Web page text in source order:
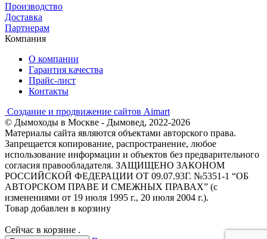
Производство
Доставка
Партнерам
Компания
О компании
Гарантия качества
Прайс-лист
Контакты
Создание и продвижение сайтов Aimart
© Дымоходы в Москве - Дымовед, 2022-2026
Материалы сайта являются объектами авторского права.
Запрещается копирование, распространение, любое
использование информации и объектов без предварительного
согласия правообладателя. ЗАЩИЩЕНО ЗАКОНОМ
РОССИЙСКОЙ ФЕДЕРАЦИИ ОТ 09.07.93Г. №5351-1 “ОБ
АВТОРСКОМ ПРАВЕ И СМЕЖНЫХ ПРАВАХ” (с
изменениями от 19 июля 1995 г., 20 июля 2004 г.).
Товар добавлен в корзину
Сейчас в корзине .